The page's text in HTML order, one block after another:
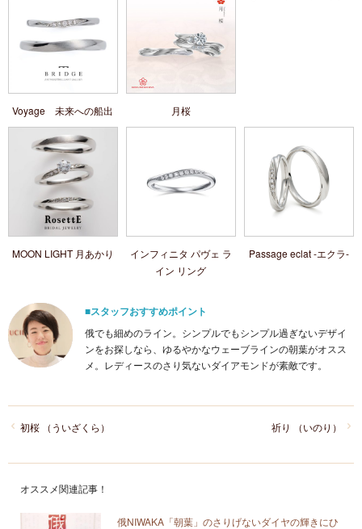
Voyage 未来への船出 月桜
MOON LIGHT 月あかり
インフィニタ パヴェ ラ
イン リング
Passage eclat -エクラ-
■スタッフおすすめポイント
俄でも細めのライン。シンプルでもシンプル過ぎないデザイ
ンをお探しなら、ゆるやかなウェーブラインの朝葉がオスス
メ。レディースのさり気ないダイアモンドが素敵です。
祈り （いのり）
初桜 （ういざくら）
オススメ関連記事！
俄NIWAKA「朝葉」のさりげないダイヤの輝きにひ